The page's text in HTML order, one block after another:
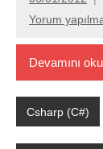
Yorum
Devamını oku
Csharp (C#)